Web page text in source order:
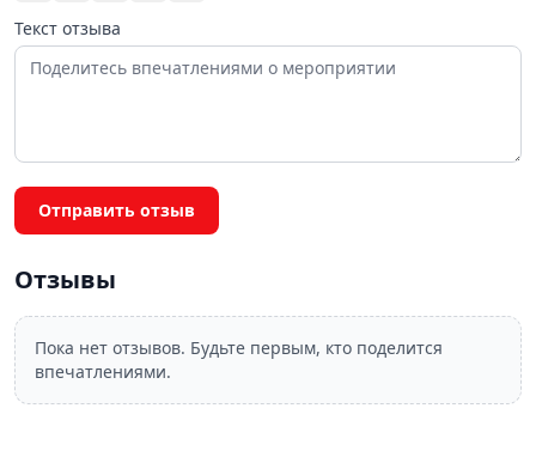
Текст отзыва
Отправить отзыв
Отзывы
Пока нет отзывов. Будьте первым, кто поделится
впечатлениями.